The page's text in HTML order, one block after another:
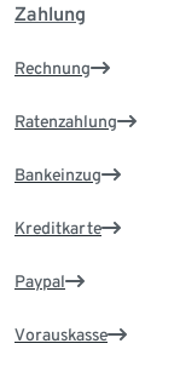
Zahlung
Rechnung
Ratenzahlung
Bankeinzug
Kreditkarte
Paypal
Vorauskasse